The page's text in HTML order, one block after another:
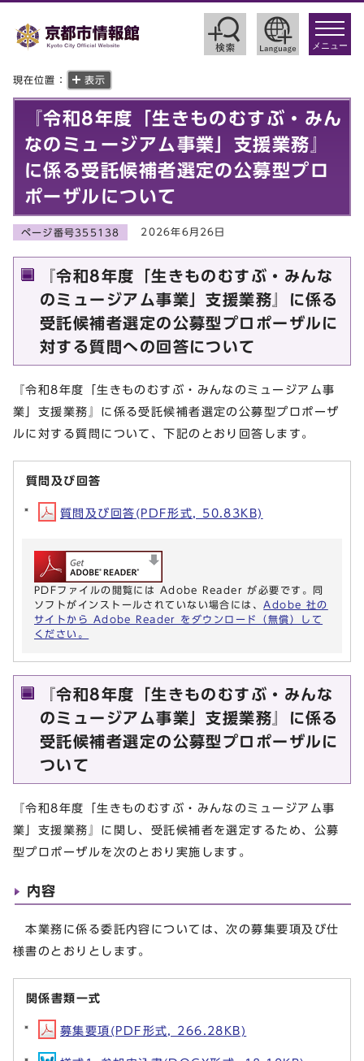
toggle
メニュー
現在位置： 表示
『令和8年度「生きものむすぶ・みん
なのミュージアム事業」支援業務』
に係る受託候補者選定の公募型プロ
ポーザルについて
ページ番号355138 2026年6月26日
『令和8年度「生きものむすぶ・みんな
のミュージアム事業」支援業務』に係る
受託候補者選定の公募型プロポーザルに
対する質問への回答について
『令和8年度「生きものむすぶ・みんなのミュージアム事
業」支援業務』に係る受託候補者選定の公募型プロポーザ
ルに対する質問について、下記のとおり回答します。
質問及び回答
質問及び回答(PDF形式, 50.83KB)
PDFファイルの閲覧には Adobe Reader が必要です。同
ソフトがインストールされていない場合には、 Adobe 社の
サイトから Adobe Reader をダウンロード（無償）して
ください。
『令和8年度「生きものむすぶ・みんな
のミュージアム事業」支援業務』に係る
受託候補者選定の公募型プロポーザルに
ついて
『令和8年度「生きものむすぶ・みんなのミュージアム事
業」支援業務』に関し、受託候補者を選定するため、公募
型プロポーザルを次のとおり実施します。
内容
本業務に係る委託内容については、次の募集要項及び仕
様書のとおりとします。
関係書類一式
募集要項(PDF形式, 266.28KB)